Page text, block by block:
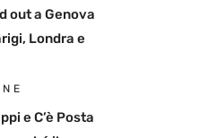
out a Genova
Londra e
e C’è Posta